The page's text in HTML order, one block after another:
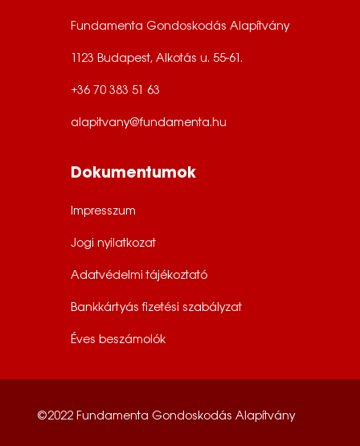
Fundamenta Gondoskodás Alapítvány
1123 Budapest, Alkotás u. 55-61.
+36 70 383 51 63
alapitvany@fundamenta.hu
Dokumentumok
Impresszum
Jogi nyilatkozat
Adatvédelmi tájékoztató
Bankkártyás fizetési szabályzat
Éves beszámolók
©2022 Fundamenta Gondoskodás Alapítvány